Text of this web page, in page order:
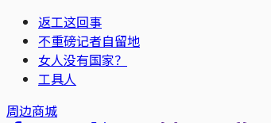
返工这回事
不重磅记者自留地
女人没有国家？
工具人
周边商城